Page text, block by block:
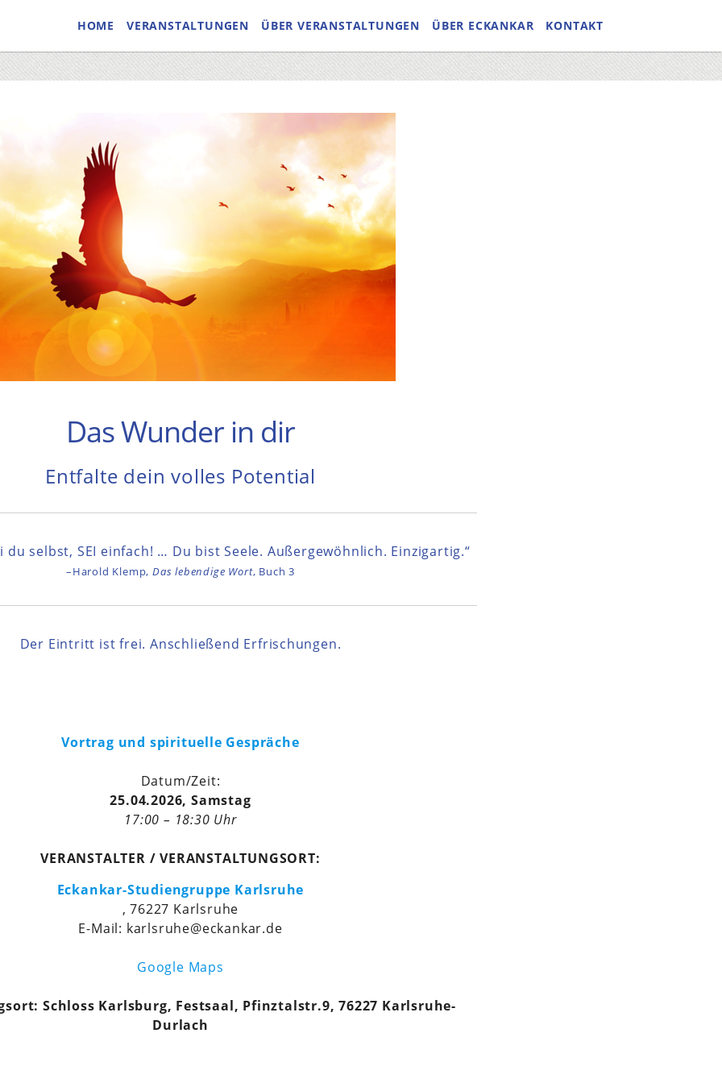
HOME VERANSTALTUNGEN ÜBER VERANSTALTUNGEN ÜBER ECKANKAR KONTAKT
Das Wunder in dir
Entfalte dein volles Potential
du selbst, SEI einfach! … Du bist Seele. Außergewöhnlich. Einzigartig.“
–Harold Klemp,Das lebendige Wort, Buch 3
Der Eintritt ist frei. Anschließend Erfrischungen.
Vortrag und spirituelle Gespräche
Datum/Zeit:
25.04.2026, Samstag
17:00 – 18:30 Uhr
VERANSTALTER / VERANSTALTUNGSORT:
Eckankar-Studiengruppe Karlsruhe
, 76227 Karlsruhe
E-Mail: karlsruhe@eckankar.de
Google Maps
Schloss Karlsburg, Festsaal, Pfinztalstr.9, 76227 Karlsruhe-
Durlach